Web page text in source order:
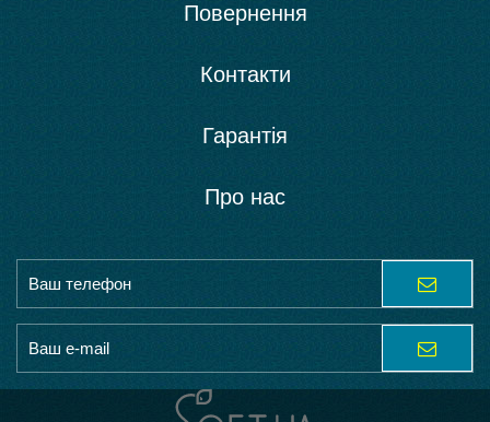
Повернення
Контакти
Гарантія
Про нас